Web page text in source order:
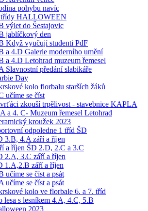
pohybu navíc
HALLOWEEN
výlet do Šestajovic
jablíčkový den
Když vyučují studenti PdF
a 4.D Galerie moderního umění
a 4.D Letohrad muzeum řemesel
Slavnostní předání slabikáře
Day
kolo florbalu starších žáků
učíme se číst
zkouší trpělivost - stavebnice KAPLA
a 4. C- Muzeum řemesel Letohrad
kroužek 2023
odpoledne 1 tříd ŠD
3.B, 4.A září a říjen
a říjen ŠD 2.D, 2.C a 3.C
2.A, 3.C září a říjen
1.A,2.B září a říjen
učíme se číst a psát
učíme se číst a psát
kolo ve florbale 6. a 7. tříd
lesa s lesníkem 4.A, 4.C, 5.B
2023